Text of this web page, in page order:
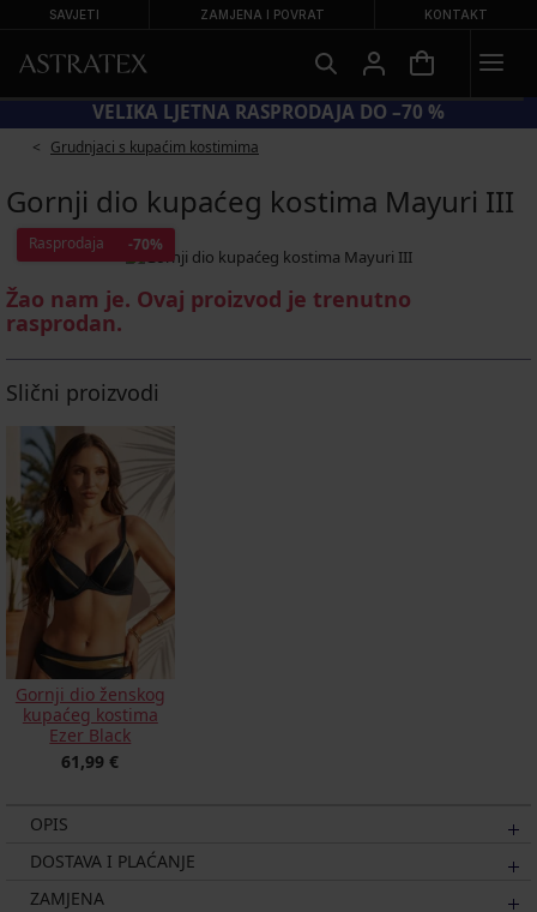
SAVJETI ZAMJENA I POVRAT KONTAKT
VELIKA LJETNA RASPRODAJA
KOSTIME
Grudnjaci s kupaćim kostimima
Gornji dio kupaćeg kostima Mayuri III
Rasprodaja -70%
Žao nam je. Ovaj proizvod je trenutno
rasprodan.
Slični proizvodi
Gornji dio ženskog
kupaćeg kostima
Ezer Black
61,99 €
OPIS
DOSTAVA I PLAĆANJE
ZAMJENA